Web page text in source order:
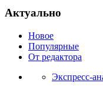
Актуально
Новое
Популярные
От редактора
Экспресс-